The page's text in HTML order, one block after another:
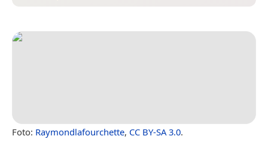
Foto: Raymondlafourchette, CC BY-SA 3.0.